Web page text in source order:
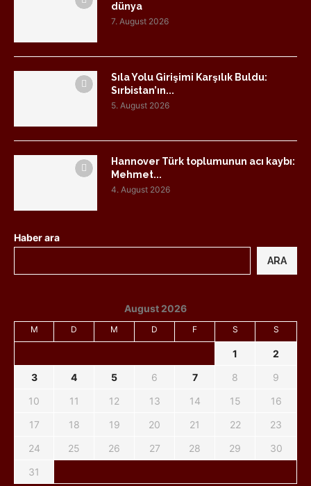
dünya
7. August 2026
Sıla Yolu Girişimi Karşılık Buldu:
Sırbistan’ın...
5. August 2026
Hannover Türk toplumunun acı kaybı:
Mehmet...
4. August 2026
Haber ara
ARA
August 2026
M D M D F S S
1
2
3
4 5 6 7 8
9
10
11 12 13 14 15
16
17
18 19 20 21 22
23
24
25 26 27 28 29
30
31